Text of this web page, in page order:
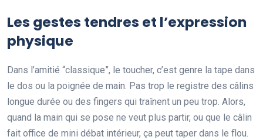
Les gestes tendres et l’expression
physique
Dans l’amitié “classique”, le toucher, c’est genre la tape dans
le dos ou la poignée de main. Pas trop le registre des câlins
longue durée ou des fingers qui traînent un peu trop. Alors,
quand la main qui se pose ne veut plus partir, ou que le câlin
fait office de mini débat intérieur, ça peut taper dans le flou.